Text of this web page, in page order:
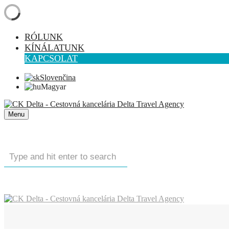
RÓLUNK
KÍNÁLATUNK
KAPCSOLAT
Slovenčina
Magyar
Menu